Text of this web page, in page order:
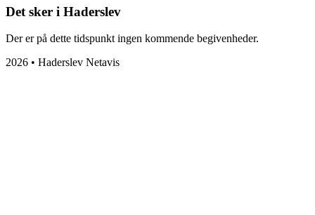
Det sker i Haderslev
Der er på dette tidspunkt ingen kommende begivenheder.
2026 • Haderslev Netavis